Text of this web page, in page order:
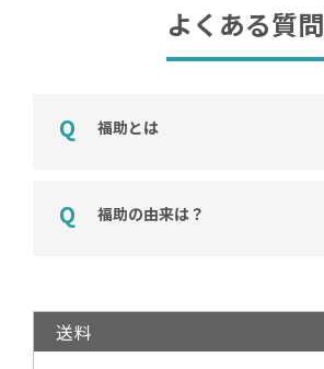
よくある質問
福助とは
福助の由来は？
送料